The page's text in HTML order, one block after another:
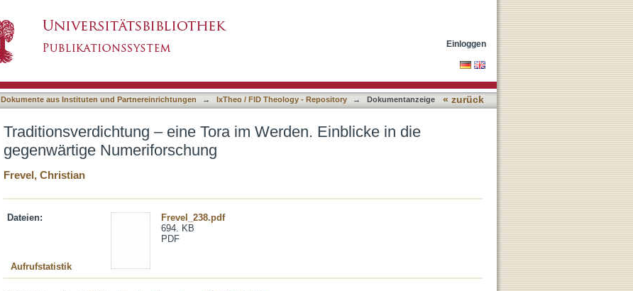
Einloggen
Dokumente aus Instituten und Partnereinrichtungen → IxTheo / FID Theology - Repository → Dokumentanzeige « zurück
Traditionsverdichtung – eine Tora im Werden. Einblicke in die
gegenwärtige Numeriforschung
Frevel, Christian
Dateien:
Frevel_238.pdf
694. KB
PDF
Aufrufstatistik